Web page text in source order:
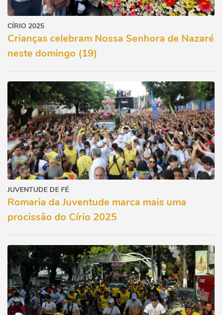
CÍRIO 2025
Crianças celebram Nossa Senhora de Nazaré
neste domingo (19)
JUVENTUDE DE FÉ
Romaria da Juventude marca mais uma
procissão do Círio 2025